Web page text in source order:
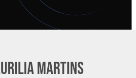
MARTINS